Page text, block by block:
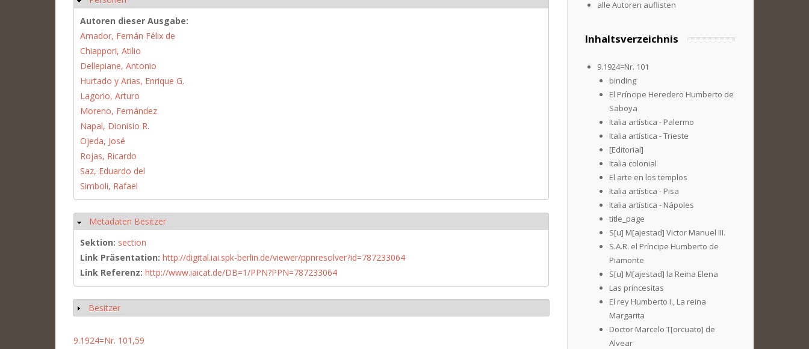
Autoren dieser Ausgabe:
Amador, Fernán Félix de
Chiappori, Atilio
Dellepiane, Antonio
Hurtado y Arias, Enrique G.
Lagorio, Arturo
Moreno, Fernández
Napal, Dionisio R.
Ojeda, José
Rojas, Ricardo
Saz, Eduardo del
Simboli, Rafael
Hide
Metadaten Besitzer
Sektion: section
Link Präsentation: http://digital.iai.spk-berlin.de/viewer/ppnresolver?id=787233064
Link Referenz: http://www.iaicat.de/DB=1/PPN?PPN=787233064
Show
Besitzer
9.1924=Nr. 101,59
alle Autoren auflisten
Inhaltsverzeichnis
9.1924=Nr. 101
binding
El Príncipe Heredero Humberto de
Saboya
Italia artística - Palermo
Italia artística - Trieste
[Editorial]
Italia colonial
El arte en los templos
Italia artística - Pisa
Italia artística - Nápoles
title_page
S[u] M[ajestad] Victor Manuel III.
S.A.R. el Príncipe Humberto de
Piamonte
S[u] M[ajestad] la Reina Elena
Las princesitas
El rey Humberto I., La reina
Margarita
Doctor Marcelo T[orcuato] de
Alvear